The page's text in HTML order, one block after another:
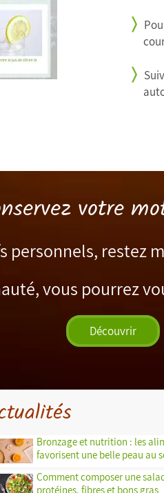
votre
personnels, restez
vous pourrez
Découvrir
Bronzage et nutrition : les
favorisent une belle peau au
Comment composer une
protéines, fibres et bons gras